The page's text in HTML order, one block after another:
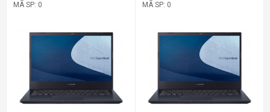
MÃ SP: 0 MÃ SP: 0